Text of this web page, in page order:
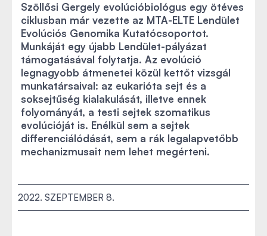
Szöllősi Gergely evolúcióbiológus egy ötéves
ciklusban már vezette az MTA-ELTE Lendület
Evolúciós Genomika Kutatócsoportot.
Munkáját egy újabb Lendület-pályázat
támogatásával folytatja. Az evolúció
legnagyobb átmenetei közül kettőt vizsgál
munkatársaival: az eukarióta sejt és a
soksejtűség kialakulását, illetve ennek
folyományát, a testi sejtek szomatikus
evolúcióját is. Enélkül sem a sejtek
differenciálódását, sem a rák legalapvetőbb
mechanizmusait nem lehet megérteni.
2022. SZEPTEMBER 8.